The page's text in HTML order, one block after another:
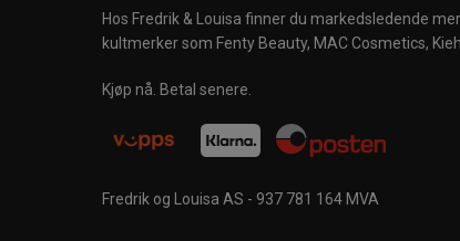
Hos Fredrik & Louisa finner du markedsledende
kultmerker som Fenty Beauty, MAC Cosmetics,
Kjøp nå. Betal senere.
Fredrik og Louisa AS - 937 781 164 MVA